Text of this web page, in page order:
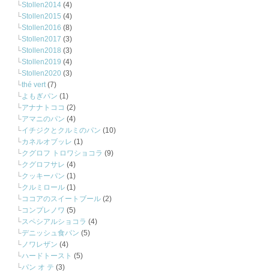
Stollen2014 (4)
Stollen2015 (4)
Stollen2016 (8)
Stollen2017 (3)
Stollen2018 (3)
Stollen2019 (4)
Stollen2020 (3)
thé vert(7)
よもぎパン (1)
アナナトココ (2)
アマニのパン (4)
イチジクとクルミのパン (10)
カネルオブッレ (1)
クグロフ トロワショコラ (9)
クグロフサレ (4)
クッキーパン (1)
クルミロール (1)
ココアのスイートブール (2)
コンプレノワ (5)
スペシアルショコラ (4)
デニッシュ食パン (5)
ノワレザン (4)
ハードトースト (5)
パン オ テ (3)